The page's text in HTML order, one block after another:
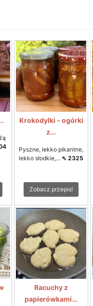
Krokodylki - ogórki
z...
Pyszne, lekko pikantne,
lekko słodkie,... ⇖ 2325
Zobacz przepis!
Racuchy z
papierówkami...